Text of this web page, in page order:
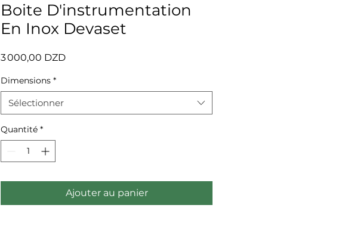
Boite D'instrumentation
En Inox Devaset
3 000,00 DZDPrix
Dimensions *
Sélectionner
Quantité *
Ajouter au panier